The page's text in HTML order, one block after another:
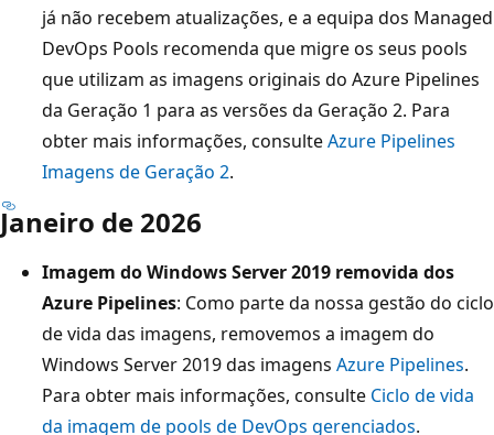
já não recebem atualizações, e a equipa dos Managed
DevOps Pools recomenda que migre os seus pools
que utilizam as imagens originais do Azure Pipelines
da Geração 1 para as versões da Geração 2. Para
obter mais informações, consulteAzure Pipelines
Imagens de Geração 2.
Janeiro de 2026
Imagem do Windows Server 2019 removida dos
Azure Pipelines: Como parte da nossa gestão do ciclo
de vida das imagens, removemos a imagem do
Windows Server 2019 das imagens Azure Pipelines.
Para obter mais informações, consulte Ciclo de vida
da imagem de pools de DevOps gerenciados.